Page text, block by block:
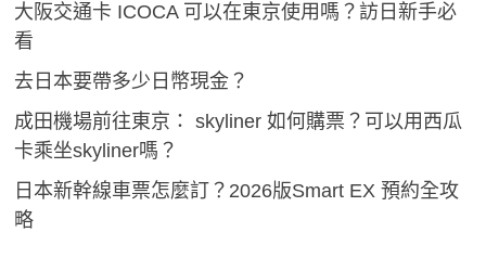
大阪交通卡 ICOCA 可以在東京使用嗎？訪日新手必
看
去日本要帶多少日幣現金？
成田機場前往東京： skyliner 如何購票？可以用西瓜
卡乘坐skyliner嗎？
日本新幹線車票怎麼訂？2026版Smart EX 預約全攻
略